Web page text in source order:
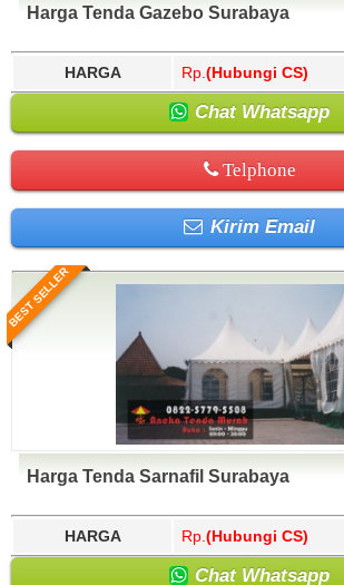
Harga Tenda Gazebo Surabaya
HARGA Rp. (Hubungi CS)
Chat Whatsapp
Telphone
Kirim Email
BEST SELLER
Harga Tenda Sarnafil Surabaya
HARGA Rp. (Hubungi CS)
Chat Whatsapp